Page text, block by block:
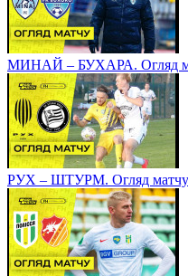
МИНАЙ – БУХАРА. Огляд
РУХ – ШТУРМ. Огляд матчу.